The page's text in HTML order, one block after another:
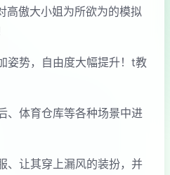
高傲大小姐为所欲为的模拟
姿势，自由度大幅提升！t教
、体育仓库等各种场景中进
、让其穿上漏风的装扮，并